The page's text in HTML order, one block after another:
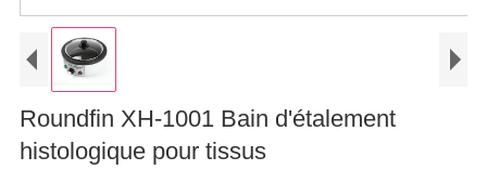
Roundfin XH-1001 Bain d'étalement
histologique pour tissus